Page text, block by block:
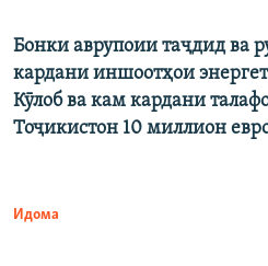
Бонки аврупоии таҷдид ва
кардани иншоотҳои
Кӯлоб ва кам кардани
Тоҷикистон 10 миллион
Идома